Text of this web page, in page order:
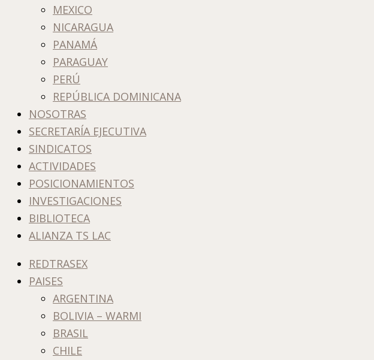
MEXICO
NICARAGUA
PANAMÁ
PARAGUAY
PERÚ
REPÚBLICA DOMINICANA
NOSOTRAS
SECRETARÍA EJECUTIVA
SINDICATOS
ACTIVIDADES
POSICIONAMIENTOS
INVESTIGACIONES
BIBLIOTECA
ALIANZA TS LAC
REDTRASEX
PAISES
ARGENTINA
BOLIVIA – WARMI
BRASIL
CHILE